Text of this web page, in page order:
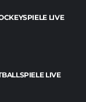
LIVE
LIVE